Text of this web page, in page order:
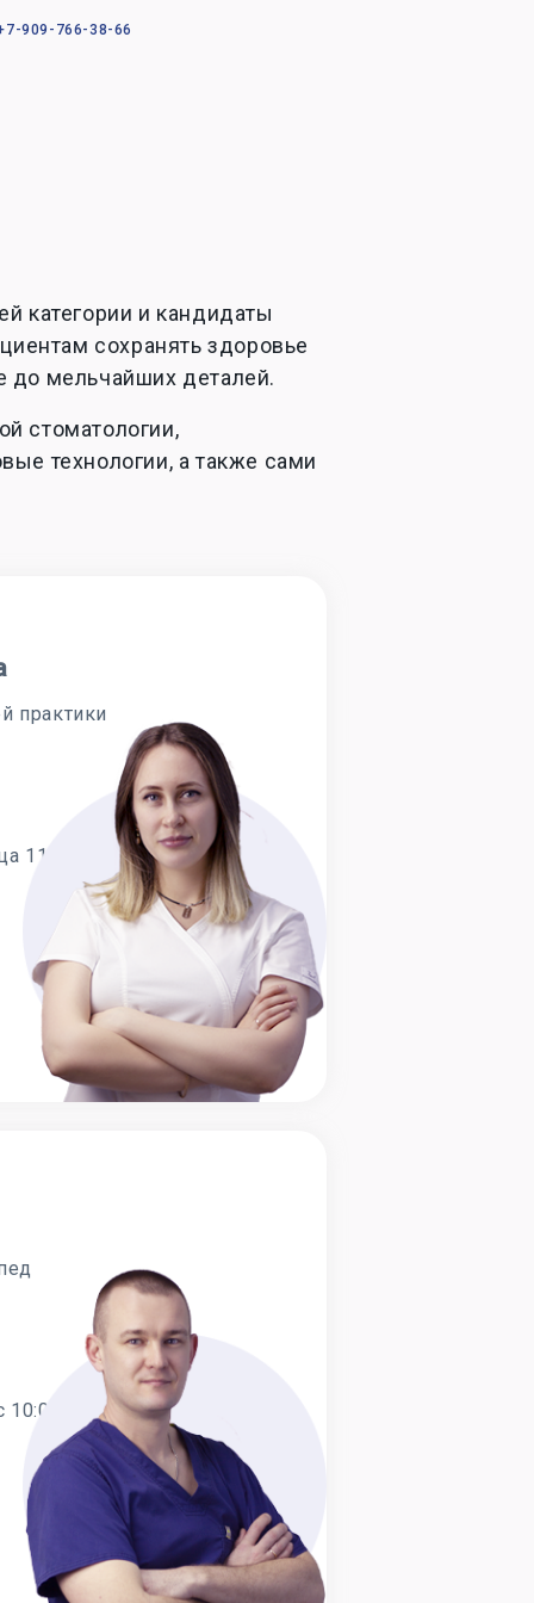
909-766-38-66
категории и кандидаты
сохранять здоровье
до мельчайших деталей.
стоматологии,
технологии, а также сами
практики
11:00-